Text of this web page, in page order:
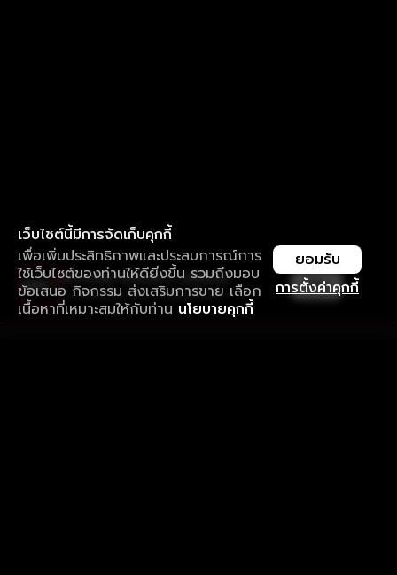
เว็บไซต์นี้มีการจัดเก็บคุกกี้
เพื่อเพิ่มประสิทธิภาพและประสบการณ์การ
ใช้เว็บไซต์ของท่านให้ดียิ่งขึ้น รวมถึงมอบ
ข้อเสนอ กิจกรรม ส่งเสริมการขาย เลือก
เนื้อหาที่เหมาะสมให้กับท่าน นโยบายคุกกี้
การตั้งค่าคุกกี้
ยอมรับ
ใช้งานแอป ลื่นไหลกว่า ไม่มีสะดุด
ดาวน์โหลดแอปเพื่อการรับชมที่ดีกว่า เปิด